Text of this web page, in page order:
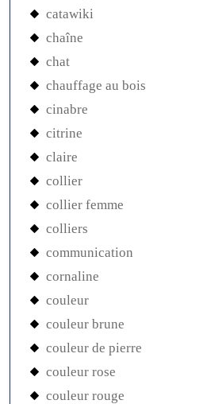
catawiki
chaîne
chat
chauffage au bois
cinabre
citrine
claire
collier
collier femme
colliers
communication
cornaline
couleur
couleur brune
couleur de pierre
couleur rose
couleur rouge